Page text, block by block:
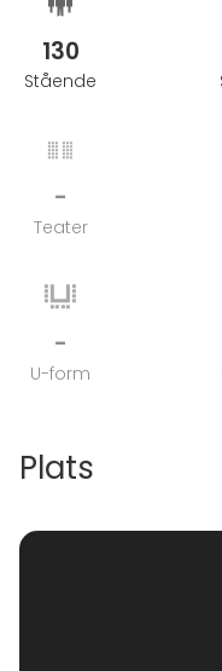
130
Stående
-
Teater
-
U-form
Plats